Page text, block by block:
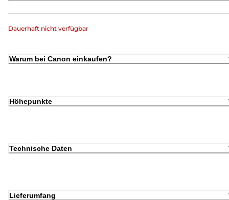
Dauerhaft nicht verfügbar
Warum bei Canon einkaufen?
Höhepunkte
Technische Daten
Lieferumfang